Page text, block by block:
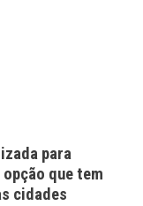
para
que tem
cidades